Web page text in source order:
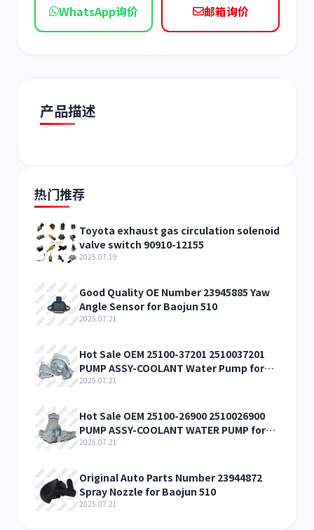
道依茨 柳工
斗山
奔驰
卡尔玛
约翰迪尔
WhatsApp询价 邮箱询价
产品描述
热门推荐
Toyota exhaust gas circulation solenoid
valve switch 90910-12155
2025.07.19
Good Quality OE Number 23945885 Yaw
Angle Sensor for Baojun 510
2025.07.21
Hot Sale OEM 25100-37201 2510037201
PUMP ASSY-COOLANT Water Pump for
HYUNDAI/KIA Hyundai Coupe Hyundai
2025.07.21
Hot Sale OEM 25100-26900 2510026900
PUMP ASSY-COOLANT WATER PUMP for
HYUNDAI KIA Accent 00 Lavita 01 Matrix
2025.07.21
Original Auto Parts Number 23944872
Spray Nozzle for Baojun 510
2025.07.21